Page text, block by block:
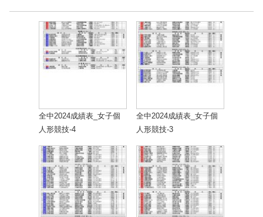
全中2024成績表_女子個
人形競技-4
全中2024成績表_女子個
人形競技-3